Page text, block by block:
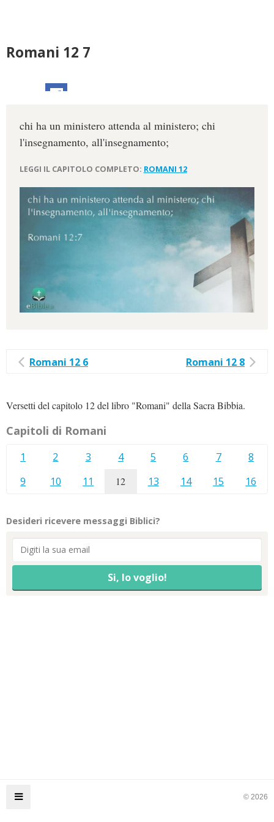
Romani 12 7
chi ha un ministero attenda al ministero; chi
l'insegnamento, all'insegnamento;
LEGGI IL CAPITOLO COMPLETO: ROMANI 12
Romani 12 6 Romani 12 8
Versetti del capitolo 12 del libro "Romani" della Sacra Bibbia.
Capitoli di Romani
1 2 3 4 5 6 7
8
9
10 11 12 13 14 15 16
Desideri ricevere messaggi Biblici?
© 2026